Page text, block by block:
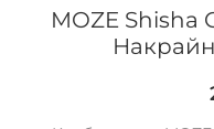
MOZE Shisha